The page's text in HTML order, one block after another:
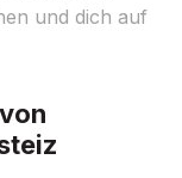
und dich auf